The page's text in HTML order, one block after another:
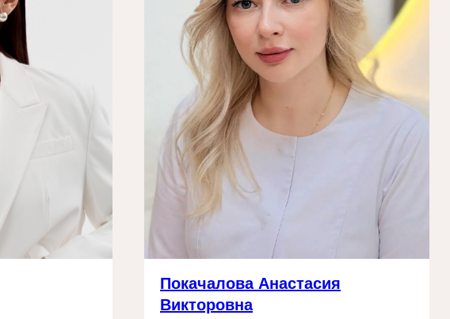
Покачалова Анастасия
Викторовна